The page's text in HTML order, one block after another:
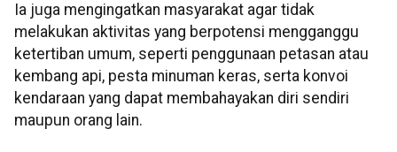
Ia juga mengingatkan masyarakat agar tidak
melakukan aktivitas yang berpotensi mengganggu
ketertiban umum, seperti penggunaan petasan atau
kembang api, pesta minuman keras, serta konvoi
kendaraan yang dapat membahayakan diri sendiri
maupun orang lain.